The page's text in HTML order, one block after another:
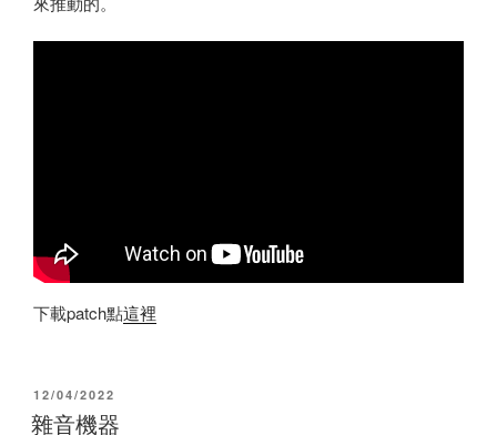
下載patch點這裡
POSTED
ON
12/04/2022
雜音機器